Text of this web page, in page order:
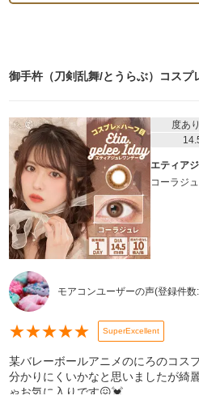
御手杵（刀剣乱舞/とうらぶ）コスプ
度あ
エティア
コーラジ
モアコンユーザーの声(登録件数:
★★★★★ SuperExcellent
某バレーボールアニメのにろのコス
分かりにくいかなと思いましたが綺
ゃお気に入りです😖💓‪